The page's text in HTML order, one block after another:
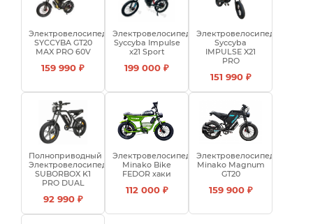
Электровелосипед
SYCCYBA GT20
MAX PRO 60V
159 990 ₽
Электровелосипед
Syccyba Impulse
x21 Sport
199 000 ₽
Электровелосипед
Syccyba
IMPULSE X21
PRO
151 990 ₽
Полноприводный
Электровелосипед
SUBORBOX K1
PRO DUAL
92 990 ₽
Электровелосипед
Minako Bike
FEDOR хаки
112 000 ₽
Электровелосипед
Minako Magnum
GT20
159 900 ₽